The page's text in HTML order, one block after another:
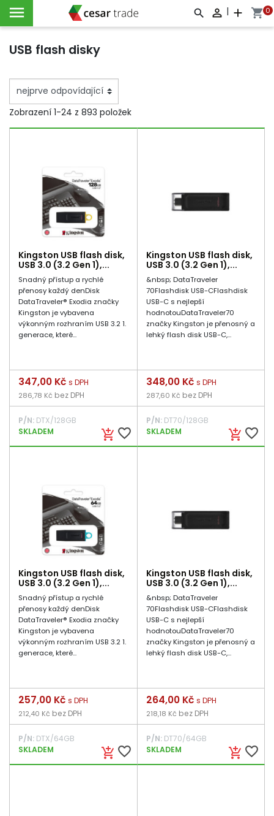
   | add shopping_cart0
USB flash disky
Zobrazení 1-24 z 893 položek
Kingston USB flash disk,
USB 3.0 (3.2 Gen 1),...
Snadný přístup a rychlé
přenosy každý denDisk
DataTraveler® Exodia značky
Kingston je vybavena
výkonným rozhraním USB 3.2 1.
generace, které...
add_shopping_cart favorite_border
Cena
347,00 Kč s DPH
286,78 Kč bez DPH
P/N: DTX/128GB
SKLADEM
Kingston USB flash disk,
USB 3.0 (3.2 Gen 1),...
&nbsp; DataTraveler
70Flashdisk USB-CFlashdisk
USB-C s nejlepší
hodnotouDataTraveler70
značky Kingston je přenosný a
lehký flash disk USB-C,...
add_shopping_cart favorite_border
Cena
348,00 Kč s DPH
287,60 Kč bez DPH
P/N:DT70/128GB
SKLADEM
Kingston USB flash disk,
USB 3.0 (3.2 Gen 1),...
Snadný přístup a rychlé
přenosy každý denDisk
DataTraveler® Exodia značky
Kingston je vybavena
výkonným rozhraním USB 3.2 1.
generace, které...
add_shopping_cart favorite_border
Cena
257,00 Kč s DPH
212,40 Kč bez DPH
P/N: DTX/64GB
SKLADEM
Kingston USB flash disk,
USB 3.0 (3.2 Gen 1),...
&nbsp; DataTraveler
70Flashdisk USB-CFlashdisk
USB-C s nejlepší
hodnotouDataTraveler70
značky Kingston je přenosný a
lehký flash disk USB-C,...
add_shopping_cart favorite_border
Cena
264,00 Kč s DPH
218,18 Kč bez DPH
P/N:DT70/64GB
SKLADEM